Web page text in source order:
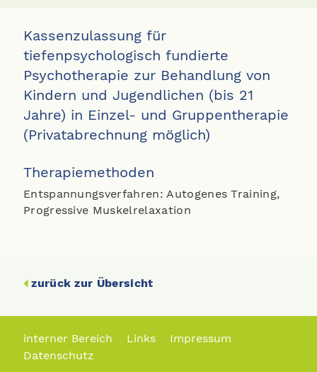
Kassenzulassung für
tiefenpsychologisch fundierte
Psychotherapie zur Behandlung von
Kindern und Jugendlichen (bis 21
Jahre) in Einzel- und Gruppentherapie
(Privatabrechnung möglich)
Therapiemethoden
Entspannungsverfahren: Autogenes Training,
Progressive Muskelrelaxation
zurück zur Übersicht
interner Bereich Links
Impressum
Datenschutz